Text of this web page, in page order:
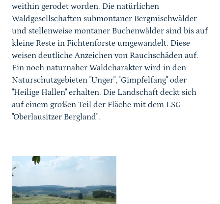
weithin gerodet worden. Die natürlichen
Waldgesellschaften submontaner Bergmischwälder
und stellenweise montaner Buchenwälder sind bis auf
kleine Reste in Fichtenforste umgewandelt. Diese
weisen deutliche Anzeichen von Rauchschäden auf.
Ein noch naturnaher Waldcharakter wird in den
Naturschutzgebieten "Unger", "Gimpfelfang" oder
"Heilige Hallen" erhalten. Die Landschaft deckt sich
auf einem großen Teil der Fläche mit dem LSG
"Oberlausitzer Bergland".